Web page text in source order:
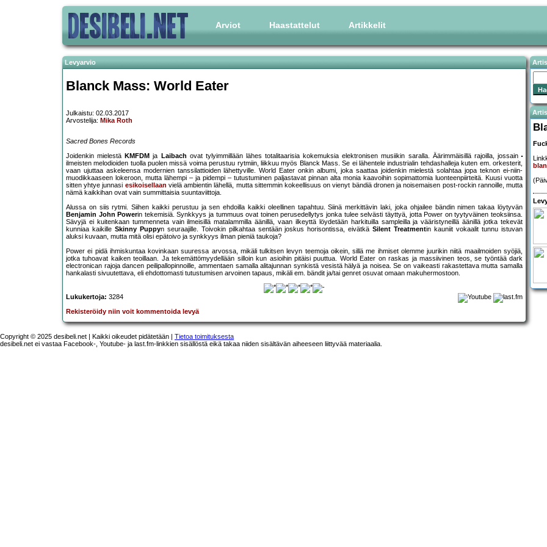
Arviot Haastattelut Artikkelit
Levyarvio
Blanck Mass: World Eater
Julkaistu: 02.03.2017
Arvostelija: Mika Roth
Sacred Bones Records
Joidenkin mielestä KMFDM ja Laibach ovat tylyimmillään lähes totalitaarisia kokemuksia elektronisen musiikin saralla. Äärimmäisillä rajoilla, jossain
ilmeisten melodioiden tuolla puolen missä voima perustuu rytmiin, liikkuu myös Blanck Mass. Se ei lähentele industrialin tehdashalleja kuten em. orkesterit,
vaan ujuttaa askeleensa modernien tanssilattioiden lähettyville. World Eater onkin albumi, joka saattaa joidenkin mielestä solahtaa jopa teknon ei-niin-
muodikkaaseen lokeroon, mutta lähempi – ja pidempi – tutustuminen paljastavat pinnan alta monia kaavoihin sopimattomia luonteenpiirteitä. Kuusi vuotta
sitten yhtye junnasi esikoisellaan vielä ambientin lähellä, mutta sittemmin kokeellisuus on vienyt bändiä dronen ja noisemaisen post-rockin rannoille, mutta
nämä kaikkihan ovat vain summittaisia suuntaviittoja.
Alussa on siis rytmi. Siihen kaikki perustuu ja sen ehdoilla kaikki oleellinen tapahtuu. Siinä merkittävin laki, joka ohjailee bändin nimen takaa löytyvän
Benjamin John Powerin tekemisiä. Synkkyys ja tummuus ovat toinen perusedellytys jonka tulee selvästi täyttyä, jotta Power on tyytyväinen teoksiinsa.
Sävyjä ei kuitenkaan tummenneta vain ilmeisillä matalammilla äänillä, vaan ilkeyttä löydetään harkituilla sampleilla ja vääristyneillä äänillä jotka tekevät
kunniaa kaikille Skinny Puppyn seuraajille. Toivokin pilkahtaa sentään joskus horisontissa, eivätkäSilent Treatmentin kauniit vokaalit tunnu istuvan
aluksi kuvaan, mutta mitä olisi epätoivo ja synkkyys ilman pieniä taukoja?
Power ei pidä ihmiskuntaa kovinkaan suuressa arvossa, mikäli tulkitsen levyn teemoja oikein, sillä me ihmiset olemme juurikin niitä maailmoiden syöjiä,
jotka tuhoavat kaiken teoillaan. Ja tekemättömyydellään silloin kun asioihin pitäisi puuttua. World Eater on raskas ja massiivinen teos, se työntää dark
electronican rajoja dancen peilipallopinnoille, ammentaen samalla alitajunnan synkistä vesistä hälyä ja noisea. Se on vaikeasti rakastettava mutta samalla
hankalasti sivuutettava, eli ehdottomasti tutustumisen arvoinen tapaus, mikäli em. bändit ja/tai genret osuvat omaan makuhermostoon.
Lukukertoja: 3284
Rekisteröidy niin voit kommentoida levyä
Copyright © 2025 desibeli.net | Kaikki oikeudet pidätetään | Tietoa toimituksesta
desibeli.net ei vastaa Facebook-, Youtube- ja last.fm-linkkien sisällöstä eikä takaa niiden sisältävän aiheeseen liittyvää materiaalia.